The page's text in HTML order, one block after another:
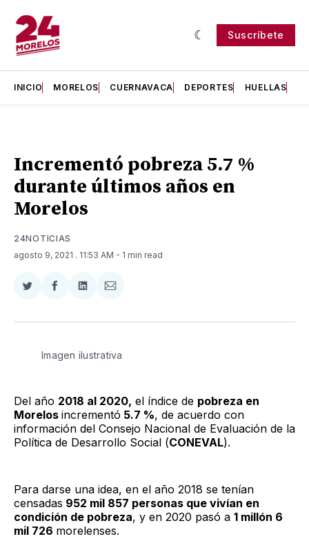
Suscríbete
INICIO MORELOS CUERNAVACA DEPORTES HUELLAS
Incrementó pobreza 5.7 %
durante últimos años en
Morelos
24NOTICIAS
agosto 9, 2021 . 11:53 AM - 1 min read
Compartir
Twitter
Compartir
Facebook
Compartir
LinkedIn
Compartir
Email
Imagen ilustrativa
Del año 2018 al 2020, el índice de pobreza en
Morelos incrementó 5.7 %, de acuerdo con
información del Consejo Nacional de Evaluación de la
Política de Desarrollo Social (CONEVAL).
Para darse una idea, en el año 2018 se tenían
censadas 952 mil 857 personas que vivían en
condición de pobreza, y en 2020 pasó a 1 millón 6
mil 726 morelenses.